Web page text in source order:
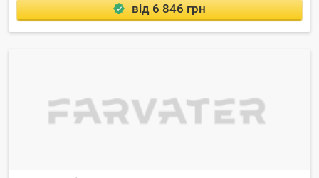
від 6 846 грн